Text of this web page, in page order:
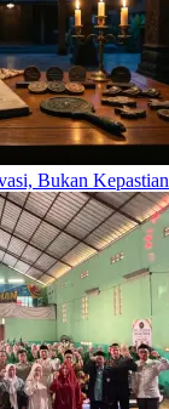
Bukan Kepastian